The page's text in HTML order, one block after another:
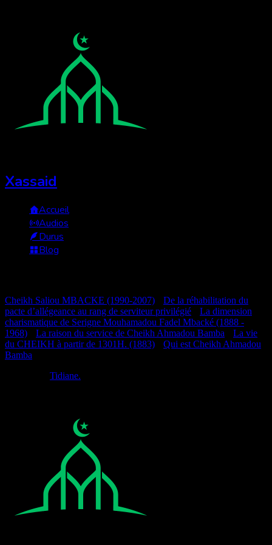
Xassaid
Accueil
Audios
Durus
Blog
Cheikh Saliou MBACKE (1990-2007)
De la réhabilitation du
pacte d’allégeance au rang de serviteur privilégié
La dimension
charismatique de Serigne Mouhamadou Fadel Mbacké (1888 -
1968)
La raison du service de Cheikh Ahmadou Bamba
La vie
du CHEIKH à partir de 1301H. (1883)
Qui est Cheikh Ahmadou
Bamba
Tidiane.